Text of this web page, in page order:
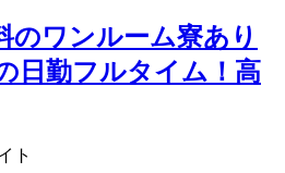
のワンルーム寮あり
日勤フルタイム！高
ト